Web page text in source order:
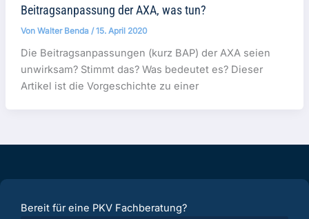
Beitragsanpassung der AXA, was tun?
Von Walter Benda /15. April 2020
Die Beitragsanpassungen (kurz BAP) der AXA seien
unwirksam? Stimmt das? Was bedeutet es? Dieser
Artikel ist die Vorgeschichte zu einer
Bereit für eine PKV Fachberatung?